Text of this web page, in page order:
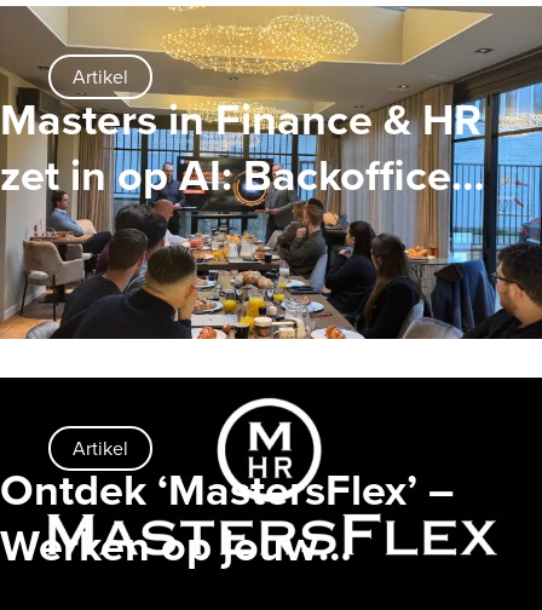
Artikel
Masters in Finance & HR
zet in op AI: Backoffice
personeel volgt AI-training
Artikel
Ontdek ‘MastersFlex’ –
Werken op jouw